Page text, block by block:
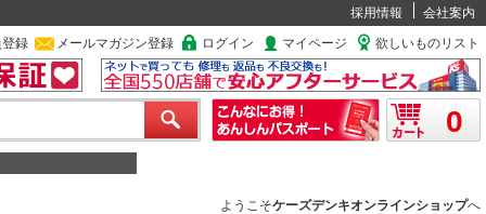
採用情報
会社案内
録 メールマガジン登録 ログイン マイページ 欲しいものリスト
0
ようこそケーズデンキオンラインショップへ